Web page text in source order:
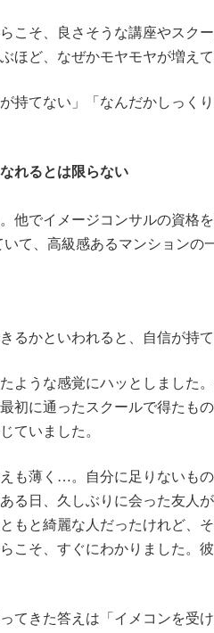
こそ、良さそうな講座やスク
ほど、なぜかモヤモヤが増えて
持てない」「なんだかしっく
れるとは限らない
他でイメージコンサルの資格
て、高級感あるマンションの
るかといわれると、自信が持
ような感覚にハッとしました
初に通ったスクールで得たも
ていました。
も薄く…。自分に足りないも
る日、久しぶりに会った友人
もと綺麗な人だったけれど、
こそ、すぐにわかりました。
てきた答えは「イメコンを受